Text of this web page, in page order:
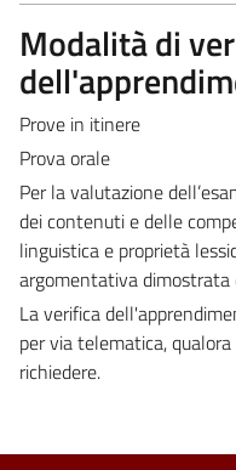
Modalità di
Prove in itinere
Prova orale
Per la valutazione
dei contenuti e delle
linguistica e proprietà
argomentativa dimostrata
La verifica
per via telematica,
richiedere.